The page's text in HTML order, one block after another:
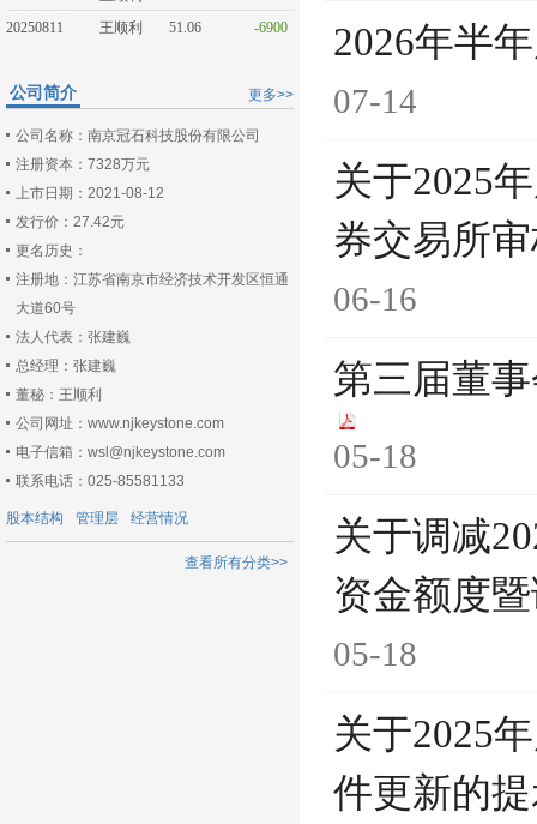
20250811
王顺利 51.06 -6900
更多>>
公司简介
公司名称：南京冠石科技股份有限公司
注册资本：7328万元
上市日期：2021-08-12
发行价：27.42元
更名历史：
注册地：江苏省南京市经济技术开发区恒通
大道60号
法人代表：张建巍
总经理：张建巍
董秘：王顺利
公司网址：www.njkeystone.com
电子信箱：wsl@njkeystone.com
联系电话：025-85581133
股本结构 管理层 经营情况
查看所有分类>>
2026年半
07-14
关于2025
券交易所
06-16
第三届董
05-18
关于调减
资金额度
05-18
关于2025
件更新的